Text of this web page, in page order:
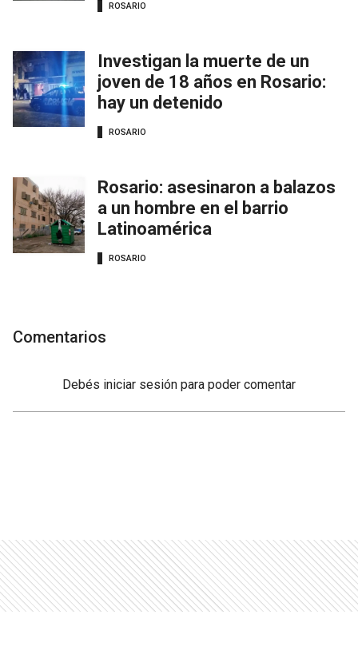
ROSARIO
Investigan la muerte de un
joven de 18 años en Rosario:
hay un detenido
ROSARIO
Rosario: asesinaron a balazos
a un hombre en el barrio
Latinoamérica
ROSARIO
Comentarios
Debés iniciar sesión para poder comentar